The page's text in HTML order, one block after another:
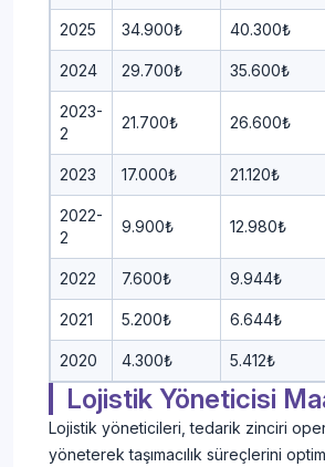
2025 34.900₺ 40.300₺
2024 29.700₺ 35.600₺
2023-
2
21.700₺ 26.600₺
2023 17.000₺ 21.120₺
2022-
2
9.900₺ 12.980₺
2022 7.600₺ 9.944₺
2021 5.200₺ 6.644₺
2020 4.300₺ 5.412₺
Lojistik Yöneticisi
Lojistik yöneticileri, tedarik zinciri
yöneterek taşımacılık süreçlerini